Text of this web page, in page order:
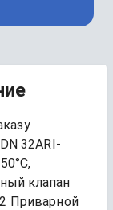
ООО "Промпоставка" предлагает к заказу
32ARI-
клапан
Приварной